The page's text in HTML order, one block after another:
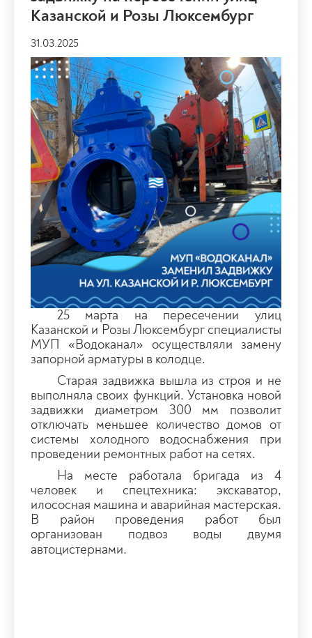
Казанской и Розы Люксембург
31.03.2025
25 марта на пересечении улиц
Казанской и Розы Люксембург специалисты
МУП «Водоканал» осуществляли замену
запорной арматуры в колодце.
Старая задвижка вышла из строя и не
выполняла своих функций. Установка новой
задвижки диаметром 300 мм позволит
отключать меньшее количество домов от
системы холодного водоснабжения при
проведении ремонтных работ на сетях.
На месте работала бригада из 4
человек и спецтехника: экскаватор,
илососная машина и аварийная мастерская.
В район проведения работ был
организован подвоз воды двумя
автоцистернами.